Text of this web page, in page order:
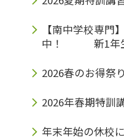
【南中学校専門
中！ 新1年生
2026春のお得祭り
2026年春期特訓
年末年始の休校